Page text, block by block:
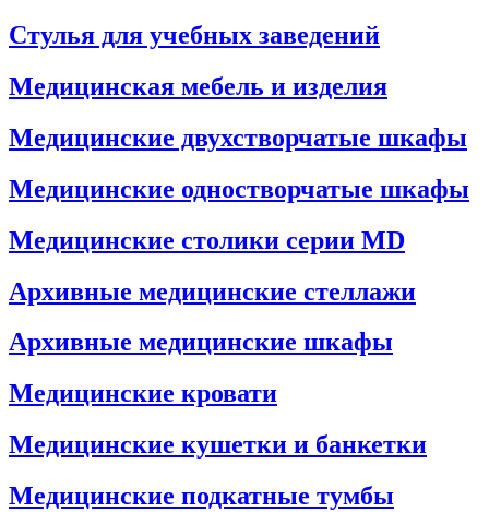
Стулья для учебных заведений
Медицинская мебель и изделия
Медицинские двухстворчатые шкафы
Медицинские одностворчатые шкафы
Медицинские столики серии MD
Архивные медицинские стеллажи
Архивные медицинские шкафы
Медицинские кровати
Медицинские кушетки и банкетки
Медицинские подкатные тумбы